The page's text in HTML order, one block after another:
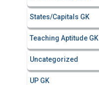
States/Capitals GK
Teaching Aptitude GK
Uncategorized
UP GK